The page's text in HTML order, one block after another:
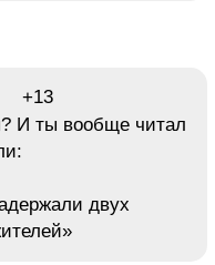
+13
И ты вообще читал
двух